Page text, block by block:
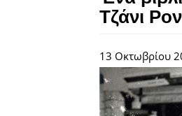
Τζάνι
13 Οκτωβρίου